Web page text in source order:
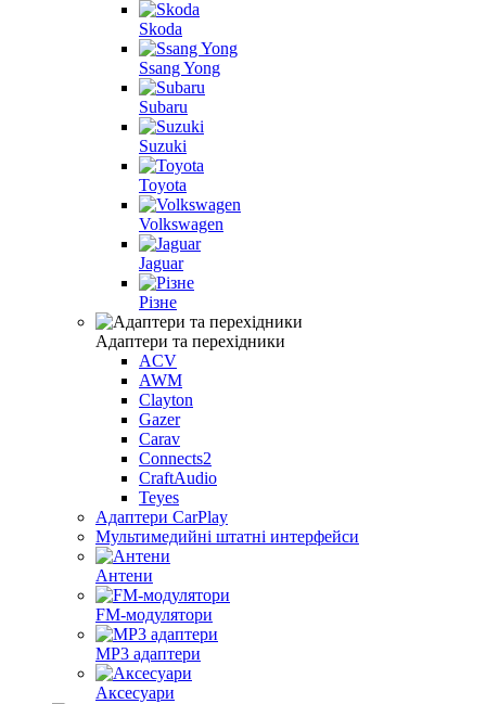
Skoda
Ssang Yong
Subaru
Suzuki
Toyota
Volkswagen
Jaguar
Різне
Адаптери та перехідники
ACV
AWM
Clayton
Gazer
Carav
Connects2
CraftAudio
Teyes
Адаптери CarPlay
Мультимедийні штатні интерфейси
Антени
FM-модулятори
MP3 адаптери
Аксесуари